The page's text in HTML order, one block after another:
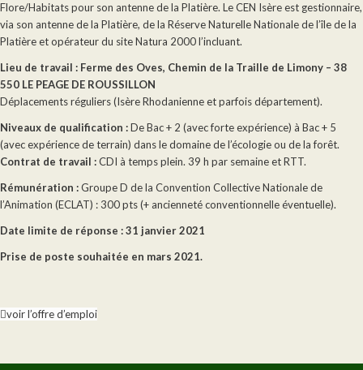
Flore/Habitats pour son antenne de la Platière. Le CEN Isère est gestionnaire,
via son antenne de la Platière, de la Réserve Naturelle Nationale de l’île de la
Platière et opérateur du site Natura 2000 l’incluant.
Lieu de travail : Ferme des Oves, Chemin de la Traille de Limony – 38
550 LE PEAGE DE ROUSSILLON
Déplacements réguliers (Isère Rhodanienne et parfois département).
Niveaux de qualification :De Bac + 2 (avec forte expérience) à Bac + 5
(avec expérience de terrain) dans le domaine de l’écologie ou de la forêt.
Contrat de travail :CDI à temps plein. 39 h par semaine et RTT.
Rémunération :Groupe D de la Convention Collective Nationale de
l’Animation (ECLAT) : 300 pts (+ ancienneté conventionnelle éventuelle).
Date limite de réponse :31 janvier 2021
Prise de poste souhaitée en mars 2021.
voir l’offre d’emploi